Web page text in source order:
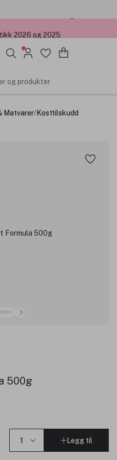
og produkter
Matvarer/Kosttilskudd
500g
Legg til